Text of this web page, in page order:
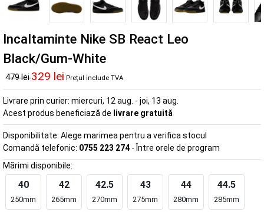
Incaltaminte Nike SB React Leo
Black/Gum-White
479 lei329 lei Prețul include TVA
Livrare prin curier: miercuri, 12 aug. - joi, 13 aug.
Acest produs beneficiază de livrare gratuită
Disponibilitate: Alege marimea pentru a verifica stocul
Comandă telefonic: 0755 223 274 - Între orele de program
Mărimi disponibile:
40
250mm
42
265mm
42.5
270mm
43
275mm
44
280mm
44.5
285mm